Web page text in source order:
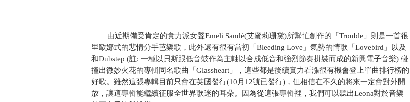
由近期備受肯定的實力派女聲Emeli Sandé(艾蜜莉珊黛)所幫忙創作的「Trouble」則是一首很
里歐娜式的悲情分手芭樂歌，此外還有很有當初「Bleeding Love」氣勢的情歌「Lovebird」以及
和Dubstep (註: 一種以貝斯跟低音鼓作為主軸以合成低音和強烈節奏拼裝而成的新興電子音樂) 碰
撞出微妙火花的專輯同名歌曲「Glassheart」，這些都是後續實力看漲很有機會登上單曲排行榜的
好歌。雖然這張專輯目前只會在英國發行(10月12號已發行)，但相信在不久的將來一定會對外開
放，讓這專輯能繼續征服全世界歌迷的耳朵。因為從這張專輯裡，我們可以聽出Leona對於音樂